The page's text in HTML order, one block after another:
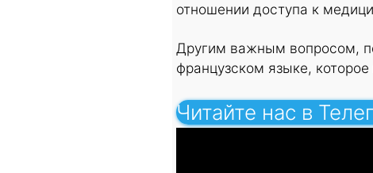
отношении доступа к
Другим важным вопросом,
французском языке,
Читайте нас в